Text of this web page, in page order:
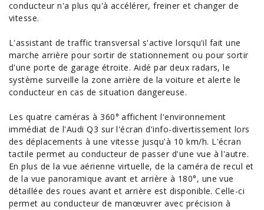
conducteur n'a plus qu'à accélérer, freiner et changer de
vitesse.
L'assistant de traffic transversal s'active lorsqu'il fait une
marche arrière pour sortir de stationnement ou pour sortir
d'une porte de garage étroite. Aidé par deux radars, le
système surveille la zone arrière de la voiture et alerte le
conducteur en cas de situation dangereuse.
Les quatre caméras à 360° affichent l'environnement
immédiat de l'Audi Q3 sur l'écran d'info-divertissement lors
des déplacements à une vitesse jusqu'à 10 km/h. L'écran
tactile permet au conducteur de passer d'une vue à l'autre.
En plus de la vue aérienne virtuelle, de la caméra de recul et
de la vue panoramique avant et arrière à 180°, une vue
détaillée des roues avant et arrière est disponible. Celle-ci
permet au conducteur de manœuvrer avec précision à